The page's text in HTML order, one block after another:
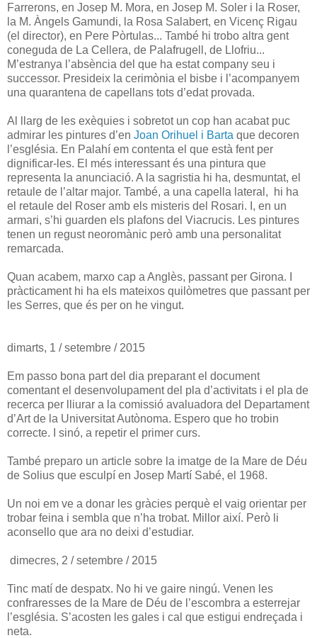
Farrerons, en Josep M. Mora, en Josep M. Soler i la Roser,
la M. Àngels Gamundi, la Rosa Salabert, en Vicenç Rigau
(el director), en Pere Pòrtulas... També hi trobo altra gent
coneguda de La Cellera, de Palafrugell, de Llofriu...
M’estranya l’absència del que ha estat company seu i
successor. Presideix la cerimònia el bisbe i l’acompanyem
una quarantena de capellans tots d’edat provada.
Al llarg de les exèquies i sobretot un cop han acabat puc
admirar les pintures d’en Joan Orihuel i Barta que decoren
l’església. En Palahí em contenta el que està fent per
dignificar-les. El més interessant és una pintura que
representa la anunciació. A la sagristia hi ha, desmuntat, el
retaule de l’altar major. També, a una capella lateral, hi ha
el retaule del Roser amb els misteris del Rosari. I, en un
armari, s’hi guarden els plafons del Viacrucis. Les pintures
tenen un regust neoromànic però amb una personalitat
remarcada.
Quan acabem, marxo cap a Anglès, passant per Girona. I
pràcticament hi ha els mateixos quilòmetres que passant per
les Serres, que és per on he vingut.
dimarts, 1 / setembre / 2015
Em passo bona part del dia preparant el document
comentant el desenvolupament del pla d’activitats i el pla de
recerca per lliurar a la comissió avaluadora del Departament
d’Art de la Universitat Autònoma. Espero que ho trobin
correcte. I sinó, a repetir el primer curs.
També preparo un article sobre la imatge de la Mare de Déu
de Solius que esculpí en Josep Martí Sabé, el 1968.
Un noi em ve a donar les gràcies perquè el vaig orientar per
trobar feina i sembla que n’ha trobat. Millor així. Però li
aconsello que ara no deixi d’estudiar.
dimecres, 2 / setembre / 2015
Tinc matí de despatx. No hi ve gaire ningú. Venen les
confraresses de la Mare de Déu de l’escombra a esterrejar
l’església. S’acosten les gales i cal que estigui endreçada i
neta.